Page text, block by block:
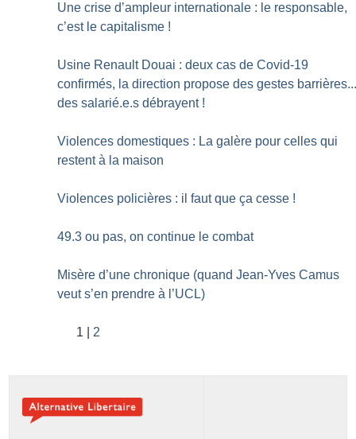
Une crise d’ampleur internationale : le responsable,
c’est le capitalisme !
Usine Renault Douai : deux cas de Covid-19
confirmés, la direction propose des gestes
des salarié.e.s débrayent !
Violences domestiques : La galère pour celles qui
restent à la maison
Violences policières : il faut que ça cesse !
49.3 ou pas, on continue le combat
Misère d’une chronique (quand Jean-Yves Camus
veut s’en prendre à l’UCL)
1 2